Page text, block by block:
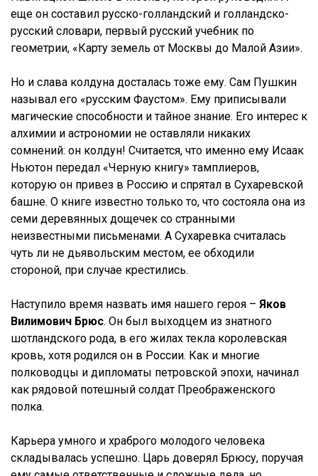
еще он составил русско-голландский и голландско-
русский словари, первый русский учебник по
геометрии, «Карту земель от Москвы до Малой Азии».
Но и слава колдуна досталась тоже ему. Сам Пушкин
называл его «русским Фаустом». Ему приписывали
магические способности и тайное знание. Его интерес к
алхимии и астрономии не оставляли никаких
сомнений: он колдун! Считается, что именно ему Исаак
Ньютон передал «Черную книгу» тамплиеров,
которую он привез в Россию и спрятал в Сухаревской
башне. О книге известно только то, что состояла она из
семи деревянных дощечек со странными
неизвестными письменами. А Сухаревка считалась
чуть ли не дьявольским местом, ее обходили
стороной, при случае крестились.
Наступило время назвать имя нашего героя – Яков
Вилимович Брюс. Он был выходцем из знатного
шотландского рода, в его жилах текла королевская
кровь, хотя родился он в России. Как и многие
полководцы и дипломаты петровской эпохи, начинал
как рядовой потешный солдат Преображенского
полка.
Карьера умного и храброго молодого человека
складывалась успешно. Царь доверял Брюсу, поручая